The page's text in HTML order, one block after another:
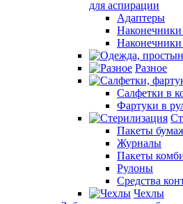
для аспирации
Адаптеры
Наконечники
Наконечники
Разное
Салфетки в
Фартуки в
Пакеты
Журналы
Пакеты
Рулоны
Средства
Чехлы